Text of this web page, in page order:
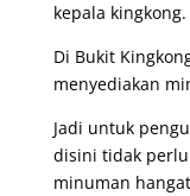
kepala kingkong.
Di Bukit
menyediakan
Jadi untuk
disini tidak
minuman